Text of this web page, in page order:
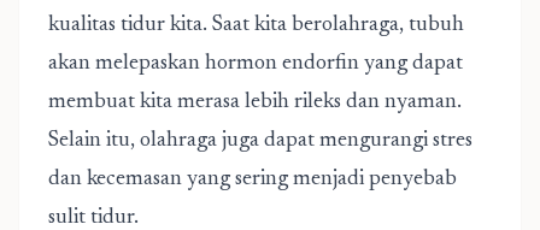
kualitas tidur kita. Saat kita berolahraga, tubuh
akan melepaskan hormon endorfin yang dapat
membuat kita merasa lebih rileks dan nyaman.
Selain itu, olahraga juga dapat mengurangi stres
dan kecemasan yang sering menjadi penyebab
sulit tidur.